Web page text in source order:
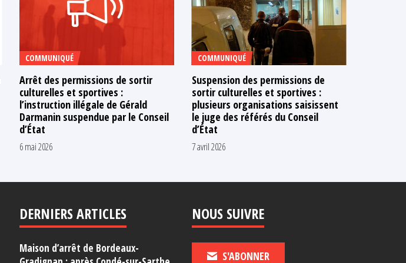
COMMUNIQUÉ
Arrêt des permissions de sortir
culturelles et sportives :
l’instruction illégale de Gérald
Darmanin suspendue par le Conseil
d’État
6 mai 2026
COMMUNIQUÉ
Suspension des permissions de
sortir culturelles et sportives :
plusieurs organisations saisissent
le juge des référés du Conseil
d’État
7 avril 2026
DERNIERS ARTICLES
Maison d’arrêt de Bordeaux-
NOUS SUIVRE
S'ABONNER